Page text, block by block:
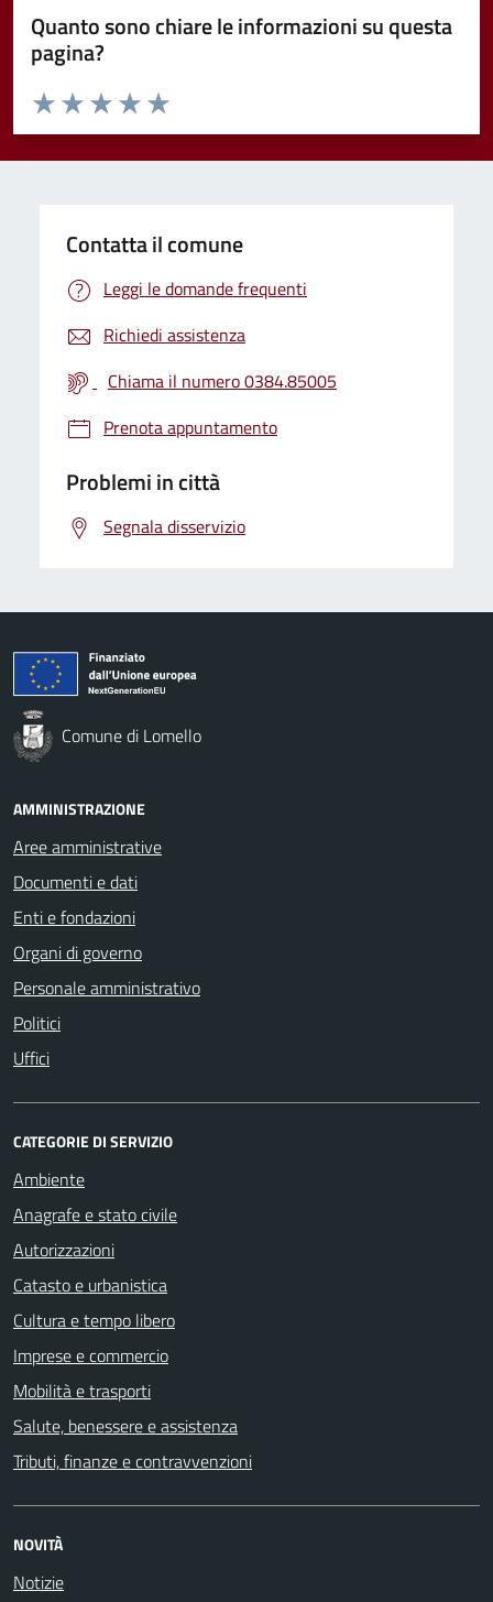
Quanto sono chiare le informazioni su questa
pagina?
Valuta da 1 a 5 stelle la pagina
Valuta 5 stelle su 5
Valuta 4 stelle su 5
Valuta 3 stelle su 5
Valuta 2 stelle su 5
Valuta 1 stelle su 5
Contatta il comune
Leggi le domande frequenti
Richiedi assistenza
Chiama il numero 0384.85005
Prenota appuntamento
Problemi in città
Segnala disservizio
Comune di Lomello
AMMINISTRAZIONE
Aree amministrative
Documenti e dati
Enti e fondazioni
Organi di governo
Personale amministrativo
Politici
Uffici
CATEGORIE DI SERVIZIO
Ambiente
Anagrafe e stato civile
Autorizzazioni
Catasto e urbanistica
Cultura e tempo libero
Imprese e commercio
Mobilità e trasporti
Salute, benessere e assistenza
Tributi, finanze e contravvenzioni
NOVITÀ
Notizie